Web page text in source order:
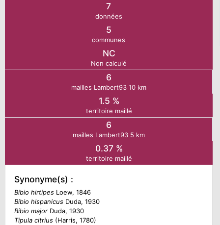
7
données
5
communes
NC
Non calculé
6
mailles Lambert93 10 km
1.5 %
territoire maillé
6
mailles Lambert93 5 km
0.37 %
territoire maillé
Synonyme(s) :
Bibio hirtipesLoew, 1846
Bibio hispanicusDuda, 1930
Bibio majorDuda, 1930
Tipula citrius(Harris, 1780)